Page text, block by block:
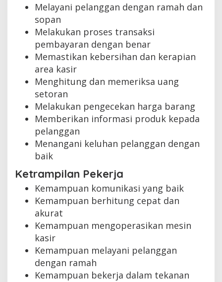
Melayani pelanggan dengan ramah dan
sopan
Melakukan proses transaksi
pembayaran dengan benar
Memastikan kebersihan dan kerapian
area kasir
Menghitung dan memeriksa uang
setoran
Melakukan pengecekan harga barang
Memberikan informasi produk kepada
pelanggan
Menangani keluhan pelanggan dengan
baik
Ketrampilan Pekerja
Kemampuan komunikasi yang baik
Kemampuan berhitung cepat dan
akurat
Kemampuan mengoperasikan mesin
kasir
Kemampuan melayani pelanggan
dengan ramah
Kemampuan bekerja dalam tekanan